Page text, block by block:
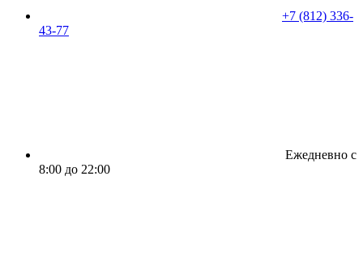
+7 (812) 336-
43-77
Ежедневно с
8:00 до 22:00